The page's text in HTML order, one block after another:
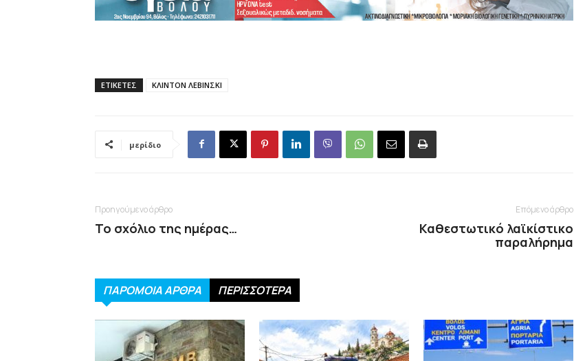
ΕΤΙΚΕΤΕΣ ΚΛΙΝΤΟΝ ΛΕΒΙΝΣΚΙ
μερίδιο
Προηγούμενο άρθρο
Το σχόλιο της ημέρας…
Επόμενο άρθρο
Καθεστωτικό λαϊκίστικο
παραλήρημα
ΠΑΡΟΜΟΙΑ ΑΡΘΡΑ ΠΕΡΙΣΣΟΤΕΡΑ